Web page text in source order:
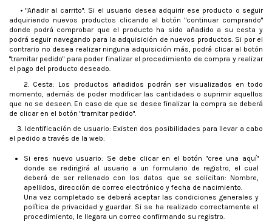
• "Añadir al carrito": Si el usuario desea adquirir ese producto o seguir
adquiriendo nuevos productos clicando al botón "continuar comprando"
donde podrá comprobar que el producto ha sido añadido a su cesta y
podrá seguir navegando para la adquisición de nuevos productos. Si por el
contrario no desea realizar ninguna adquisición más, podrá clicar al botón
"tramitar pedido" para poder finalizar el procedimiento de compra y realizar
el pago del producto deseado.
2. Cesta: Los productos añadidos podrán ser visualizados en todo
momento, además de poder modificar las cantidades o suprimir aquellos
que no se deseen. En caso de que se desee finalizar la compra se deberá
de clicar en el botón "tramitar pedido".
3. Identificación de usuario: Existen dos posibilidades para llevar a cabo
el pedido a través de la web:
Si eres nuevo usuario: Se debe clicar en el botón "cree una aquí"
donde se redirigirá al usuario a un formulario de registro, el cual
deberá de ser rellenado con los datos que se solicitan: Nombre,
apellidos, dirección de correo electrónico y fecha de nacimiento.
Una vez completado se deberá aceptar las condiciones generales y
política de privacidad y guardar. Si se ha realizado correctamente el
procedimiento, le llegara un correo confirmando su registro.